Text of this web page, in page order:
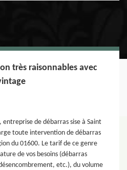
très raisonnables avec
de débarras sise à Saint
toute intervention de débarras
du 01600. Le tarif de ce genre
de vos besoins (débarras
etc.), du volume